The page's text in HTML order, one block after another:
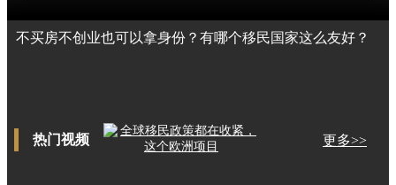
不买房不创业也可以拿身份？有哪个移民国家这么友好？
热门视频 更多>>